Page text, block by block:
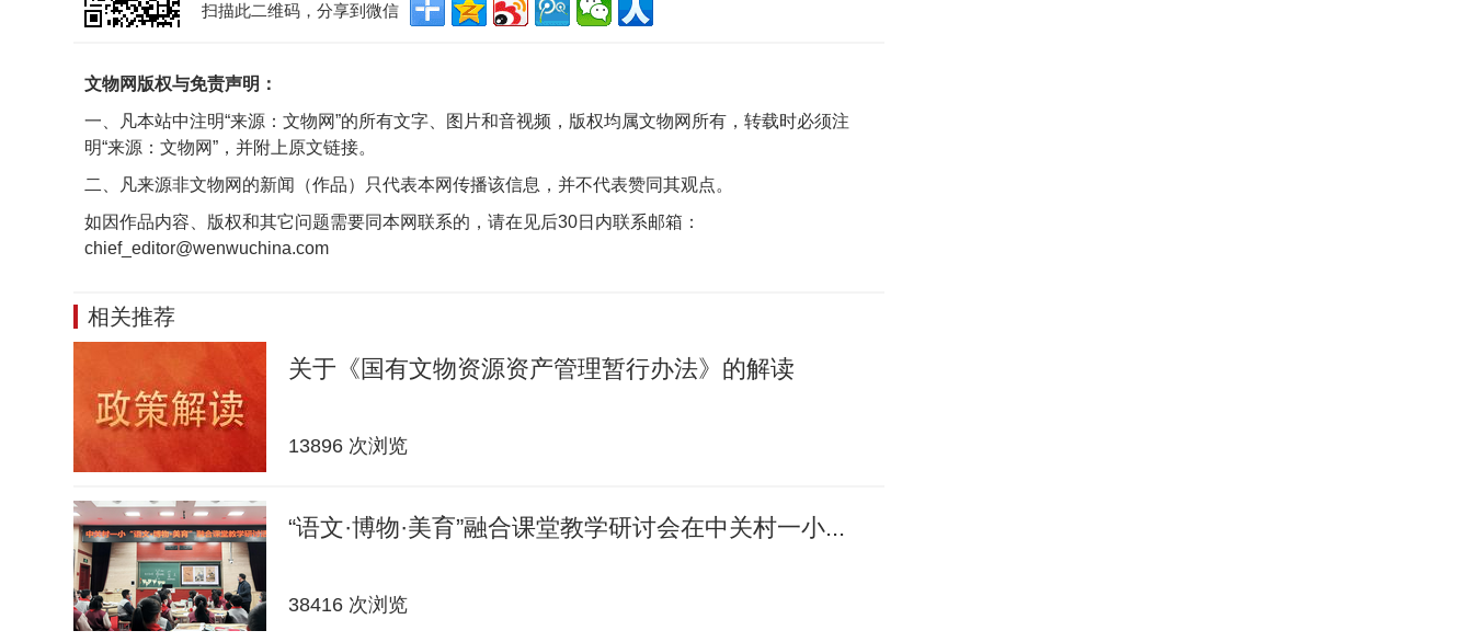
扫描此二维码，分享到微信
文物网版权与免责声明：
一、凡本站中注明“来源：文物网”的所有文字、图片和音视频，版权均属文物网所有，转载时必须注
明“来源：文物网”，并附上原文链接。
二、凡来源非文物网的新闻（作品）只代表本网传播该信息，并不代表赞同其观点。
如因作品内容、版权和其它问题需要同本网联系的，请在见后30日内联系邮箱：
chief_editor@wenwuchina.com
相关推荐
关于《国有文物资源资产管理暂行办法》的解读
13896 次浏览
“语文·博物·美育”融合课堂教学研讨会在中关村一小...
38416 次浏览